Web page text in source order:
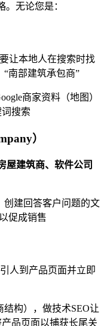
无论您是：
让本地人在搜索时找
“南部建筑承包商”
商家资料（地图）
搜索
）
屋建筑商、软件公司
创建回答客户问题的文
促成销售
人到产品页面并立即
构），做技术SEO让
品页面以捕获长尾关